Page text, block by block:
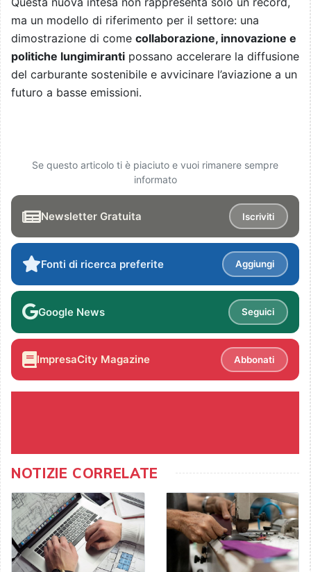
ma un modello di riferimento per il settore: una
dimostrazione di come collaborazione, innovazione e
politiche lungimiranti possano accelerare la diffusione
del carburante sostenibile e avvicinare l’aviazione a un
futuro a basse emissioni.
Se questo articolo ti è piaciuto e vuoi rimanere sempre
informato
Newsletter Gratuita Iscriviti
Fonti di ricerca preferite Aggiungi
Google News Seguici
ImpresaCity Magazine Abbonati
NOTIZIE CORRELATE